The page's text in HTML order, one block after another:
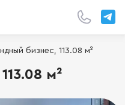
бизнес, 113.08 м²
м²